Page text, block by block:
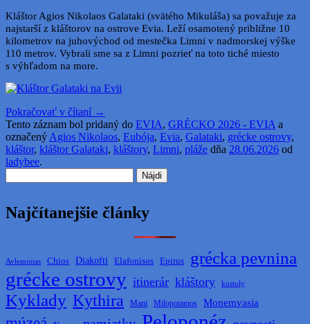
Kláštor Agios Nikolaos Galataki (svätého Mikuláša) sa považuje za
najstarší z kláštorov na ostrove Evia. Leží osamotený približne 10
kilometrov na juhovýchod od mestečka Limni v nadmorskej výške
110 metrov. Vybrali sme sa z Limni pozrieť na toto tiché miesto
s výhľadom na more.
Pokračovať v čítaní →
Tento záznam bol pridaný do EVIA, GRÉCKO 2026 - EVIA a
označený Agios Nikolaos, Eubója, Evia, Galataki, grécke ostrovy,
kláštor, kláštor Galataki, kláštory, Limni, pláže dňa 28.06.2026 od
ladybee.
Najčítanejšie články
Avlemonas Chios Diakofti Elafonisos Epirus grécka pevnina
grécke ostrovy itinerár kláštory kostoly
Kyklady Kythira Mani Milopotamos Monemvasia